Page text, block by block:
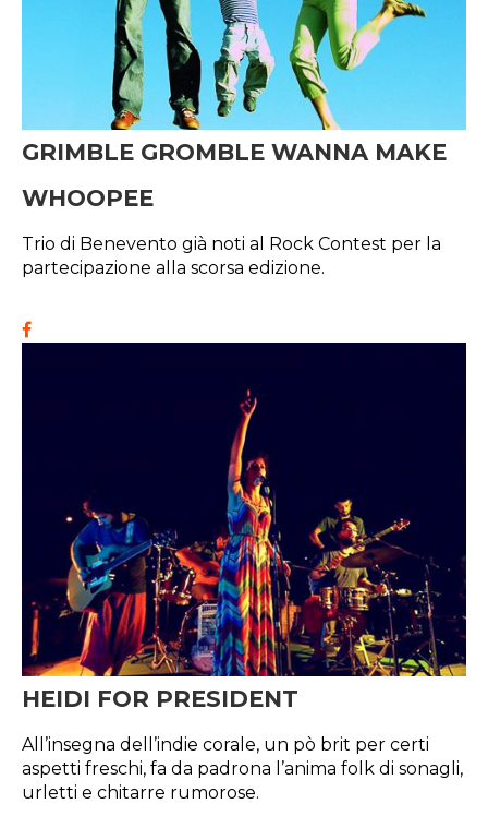
GRIMBLE GROMBLE WANNA MAKE
WHOOPEE
Trio di Benevento già noti al Rock Contest per la
partecipazione alla scorsa edizione.
HEIDI FOR PRESIDENT
All’insegna dell’indie corale, un pò brit per certi
aspetti freschi, fa da padrona l’anima folk di sonagli,
urletti e chitarre rumorose.